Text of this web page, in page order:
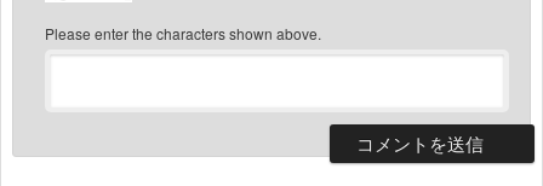
Please enter the characters shown above.